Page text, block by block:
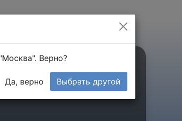
Верно?
Да, верно Выбрать другой